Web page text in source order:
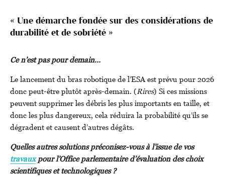
« Une démarche fondée sur des considérations de
durabilité et de sobriété »
Ce n’est pas pour demain…
Le lancement du bras robotique de l’ESA est prévu pour 2026
donc peut-être plutôt après-demain. (Rires) Si ces missions
peuvent supprimer les débris les plus importants en taille, et
donc les plus dangereux, cela réduira la probabilité qu’ils se
dégradent et causent d’autres dégâts.
Quelles autres solutions préconisez-vous à l’issue de vos
travauxpour l’Office parlementaire d’évaluation des choix
scientifiques et technologiques ?